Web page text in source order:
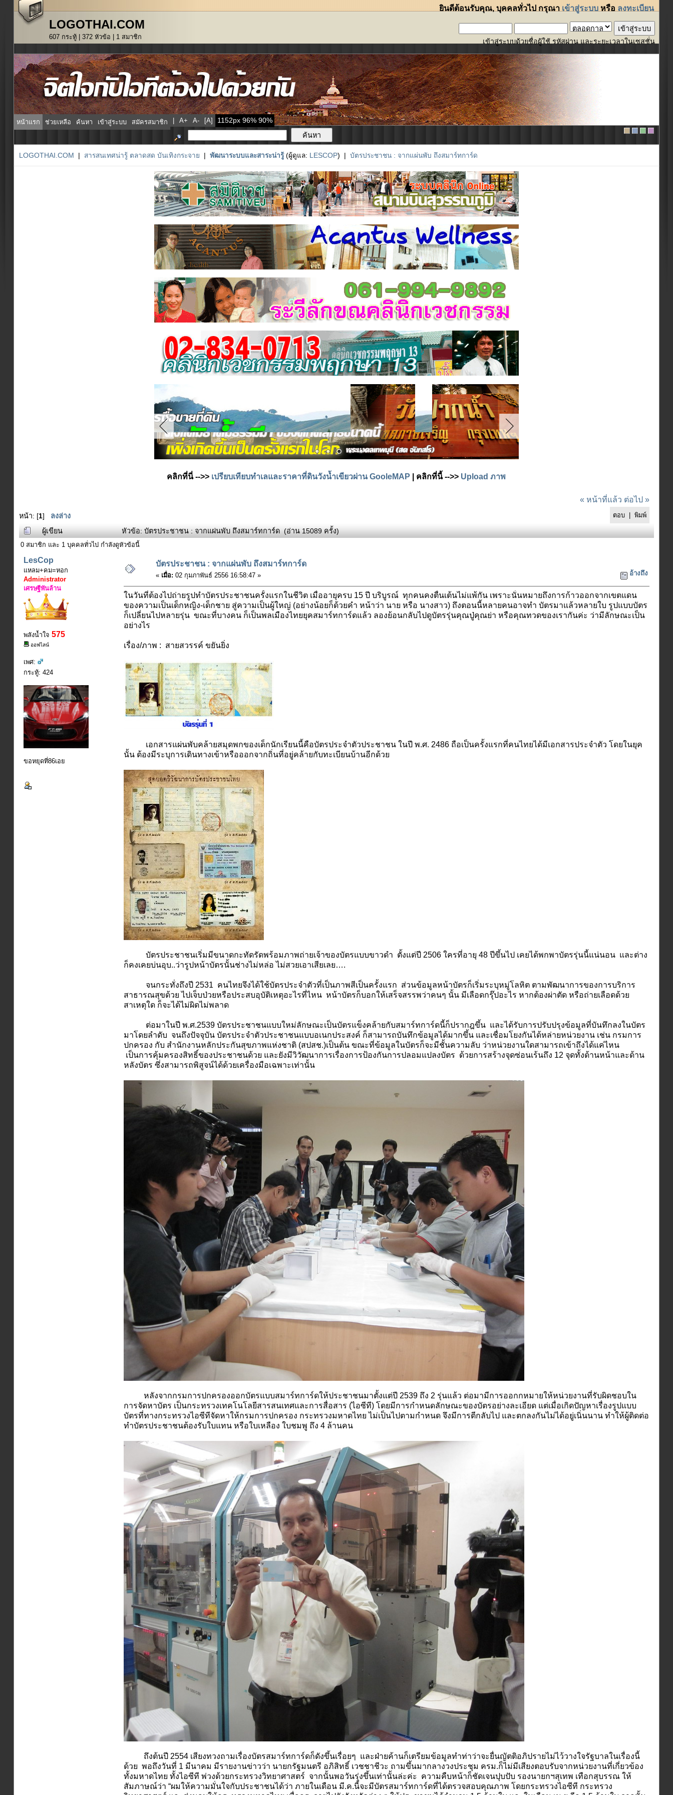
LOGOTHAI.COM
607 กระทู้ | 372 หัวข้อ | 1 สมาชิก
ยินดีต้อนรับคุณ,บุคคลทั่วไป กรุณา เข้าสู่ระบบ หรือ ลงทะเบียน
เข้าสู่ระบบด้วยชื่อผู้ใช้ รหัสผ่าน และระยะเวลาในเซสชั่น
หน้าแรก ช่วยเหลือ ค้นหา เข้าสู่ระบบ สมัครสมาชิก | A+ A- [A]
LOGOTHAI.COM | สารสนเทศน่ารู้ ตลาดสด บันเทิงกระจาย | พัฒนาระบบและสาระน่ารู้(ผู้ดูแล: LESCOP) | บัตรประชาชน : จากแผ่นพับ ถึงสมาร์ทการ์ด
คลิกที่นี่ -->> เปรียบเทียบทำเลและราคาที่ดินวังน้ำเขียวผ่าน GooleMAP | คลิกที่นี้ -->> Upload ภาพ
หน้า: [1] ลงล่าง
« หน้าที่แล้ว ต่อไป »
ตอบ |พิมพ์
ผู้เขียน หัวข้อ: บัตรประชาชน : จากแผ่นพับ ถึงสมาร์ทการ์ด (อ่าน 15089 ครั้ง)
0 สมาชิก และ 1 บุคคลทั่วไป กำลังดูหัวข้อนี้
LesCop
แหลม+คม=หอก
Administrator
เศรษฐีพันล้าน
พลังน้ำใจ 575
ออฟไลน์
เพศ:
กระทู้: 424
ขอหยุดที่86เอย
บัตรประชาชน : จากแผ่นพับ ถึงสมาร์ทการ์ด
« เมื่อ: 02 กุมภาพันธ์ 2556 16:58:47 » อ้างถึง
ในวันที่ต้องไปถ่ายรูปทำบัตรประชาชนครั้งแรกในชีวิต เมื่ออายุครบ 15 ปี บริบูรณ์ ทุกคนคงตื่นเต้นไม่แพ้กัน เพราะนั่นหมายถึงการก้าวออกจากเขตแดน
ของความเป็นเด็กหญิง-เด็กชาย สู่ความเป็นผู้ใหญ่ (อย่างน้อยก็ด้วยคำ หน้าว่า นาย หรือ นางสาว) ถึงตอนนี้หลายคนอาจทำ บัตรมาแล้วหลายใบ รูปแบบบัตร
ก็เปลี่ยนไปหลายรุ่น ขณะที่บางคน ก็เป็นพลเมืองไทยยุคสมาร์ทการ์ดแล้ว ลองย้อนกลับไปดูบัตรรุ่นคุณปู่คุณย่า หรือคุณทวดของเรากันค่ะ ว่ามีลักษณะเป็น
อย่างไร
เรื่อง/ภาพ : สายสวรรค์ ขยันยิ่ง
เอกสารแผ่นพับคล้ายสมุดพกของเด็กนักเรียนนี้คือบัตรประจำตัวประชาชน ในปี พ.ศ. 2486 ถือเป็นครั้งแรกที่คนไทยได้มีเอกสารประจำตัว โดยในยุค
นั้น ต้องมีระบุการเดินทางเข้าหรือออกจากถิ่นที่อยู่คล้ายกับทะเบียนบ้านอีกด้วย
บัตรประชาชนเริ่มมีขนาดกะทัดรัดพร้อมภาพถ่ายเจ้าของบัตรแบบขาวดำ ตั้งแต่ปี 2506 ใครที่อายุ 48 ปีขึ้นไป เคยได้พกพาบัตรรุ่นนี้แน่นอน และต่าง
ก็คงเคยบ่นอุบ..ว่ารูปหน้าบัตรนั้นช่างไม่หล่อ ไม่สวยเอาเสียเลย….
จนกระทั่งถึงปี 2531 คนไทยจึงได้ใช้บัตรประจำตัวที่เป็นภาพสีเป็นครั้งแรก ส่วนข้อมูลหน้าบัตรก็เริ่มระบุหมู่โลหิต ตามพัฒนาการของการบริการ
สาธารณสุขด้วย ไปเจ็บป่วยหรือประสบอุบัติเหตุอะไรที่ไหน หน้าบัตรก็บอกให้เสร็จสรรพว่าคนๆ นั้น มีเลือดกรุ๊ปอะไร หากต้องผ่าตัด หรือถ่ายเลือดด้วย
สาเหตุใด ก็จะได้ไม่ผิดไม่พลาด
ต่อมาในปี พ.ศ.2539 บัตรประชาชนแบบใหม่ลักษณะเป็นบัตรแข็งคล้ายกับสมาร์ทการ์ดนี้ก็ปรากฎขึ้น และได้รับการปรับปรุงข้อมูลที่บันทึกลงในบัตร
มาโดยลำดับ จนถึงปัจจุบัน บัตรประจำตัวประชาชนแบบอเนกประสงค์ ก็สามารถบันทึกข้อมูลได้มากขึ้น และเชื่อมโยงกันได้หล่ายหน่วยงาน เช่น กรมการ
ปกครอง กับ สำนักงานหลักประกันสุขภาพแห่งชาติ (สปสช.)เป็นต้น ขณะที่ข้อมูลในบัตรก็จะมีชั้นความลับ ว่าหน่วยงานใดสามารถเข้าถึงได้แค่ไหน
เป็นการคุ้มครองสิทธิ์ของประชาชนด้วย และยังมีวิวัฒนาการเรื่องการป้องกันการปลอมแปลงบัตร ด้วยการสร้างจุดซ่อนเร้นถึง 12 จุดทั้งด้านหน้าและด้าน
หลังบัตร ซึ่งสามารถพิสูจน์ได้ด้วยเครื่องมือเฉพาะเท่านั้น
หลังจากกรมการปกครองออกบัตรแบบสมาร์ทการ์ดให้ประชาชนมาตั้งแต่ปี 2539 ถึง 2 รุ่นแล้ว ต่อมามีการออกกหมายให้หน่วยงานที่รับผิดชอบใน
การจัดหาบัตร เป็นกระทรวงเทคโนโลยีสารสนเทศและการสื่อสาร (ไอซีที) โดยมีการกำหนดลักษณะของบัตรอย่างละเอียด แต่เมื่อเกิดปัญหาเรื่องรูปแบบ
บัตรที่ทางกระทรวงไอซีทีจัดหาให้กรมการปกครอง กระทรวงมหาดไทย ไม่เป็นไปตามกำหนด จึงมีการตีกลับไป และตกลงกันไม่ได้อยู่เนิ่นนาน ทำให้ผู้ติดต่อ
ทำบัตรประชาชนต้องรับใบแทน หรือใบเหลือง ใบชมพู ถึง 4 ล้านคน
ถึงต้นปี 2554 เสียงทวงถามเรื่องบัตรสมาร์ทการ์ดก็ดังขึ้นเรื่อยๆ และฝ่ายค้านก็เตรียมข้อมูลทำท่าว่าจะยื่นญัตติอภิปรายไม่ไว้วางใจรัฐบาลในเรื่องนี้
ด้วย พอถึงวันที่ 1 มีนาคม มีรายงานข่าวว่า นายกรัฐมนตรี อภิสิทธิ์ เวชชาชีวะ ถามขึ้นมากลางวงประชุม ครม.ก็ไม่มีเสียงตอบรับจากหน่วยงานที่เกี่ยวข้อง
ทั้งมหาดไทย ทั้งไอซีที พ่วงด้วยกระทรวงวิทยาศาสตร์ จากนั้นพอวันรุ่งขึ้นเท่านั้นล่ะค่ะ ความคืบหน้าก็ชัดเจนปุบปับ รองนายกฯสุเทพ เทือกสุบรรณ ให้
สัมภาษณ์ว่า “ผมให้ความมั่นใจกับประชาชนได้ว่า ภายในเดือน มี.ค.นี้จะมีบัตรสมาร์ทการ์ดที่ได้ตรวจสอบคุณภาพ โดยกระทรวงไอซีที กระทรวง